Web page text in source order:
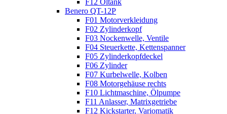
Benero QT-12P
F01 Motorverkleidung
F02 Zylinderkopf
F03 Nockenwelle, Ventile
F04 Steuerkette, Kettenspanner
F05 Zylinderkopfdeckel
F06 Zylinder
F07 Kurbelwelle, Kolben
F08 Motorgehäuse rechts
F10 Lichtmaschine, Ölpumpe
F11 Anlasser, Matrixgetriebe
F12 Kickstarter, Variomatik